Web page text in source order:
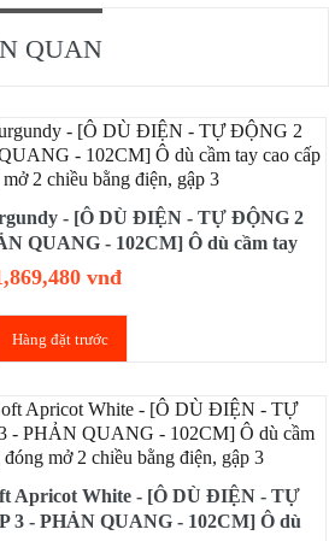
QUAN
- [Ô DÙ ĐIỆN - TỰ ĐỘNG 2
QUANG - 102CM] Ô dù cầm tay
mở 2 chiều bằng điện, gập 3
vnđ
Hàng đặt trước
Apricot White - [Ô DÙ ĐIỆN - TỰ
3 - PHẢN QUANG - 102CM] Ô dù